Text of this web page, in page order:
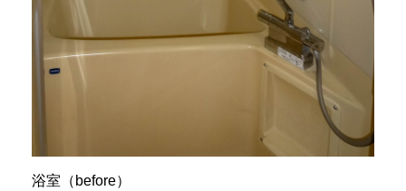
浴室（before）